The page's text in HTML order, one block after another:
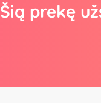
Šią prekę